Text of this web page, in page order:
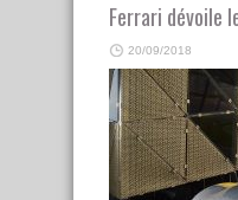
Ferrari dévoile
20/09/2018